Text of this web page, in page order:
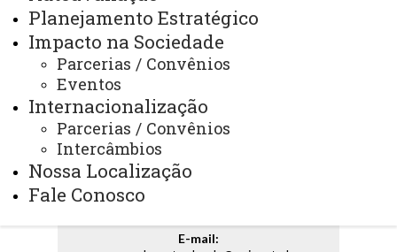
Planejamento Estratégico
Impacto na Sociedade
Parcerias / Convênios
Eventos
Internacionalização
Parcerias / Convênios
Intercâmbios
Nossa Localização
Fale Conosco
ATUALIZAÇÃO MAIS RECENTE: 31 DE JULHO DE
2026
ACESSOS: 1088
Contato:
(45) 3220-7263
Horário de Atendimento:
E-mail: